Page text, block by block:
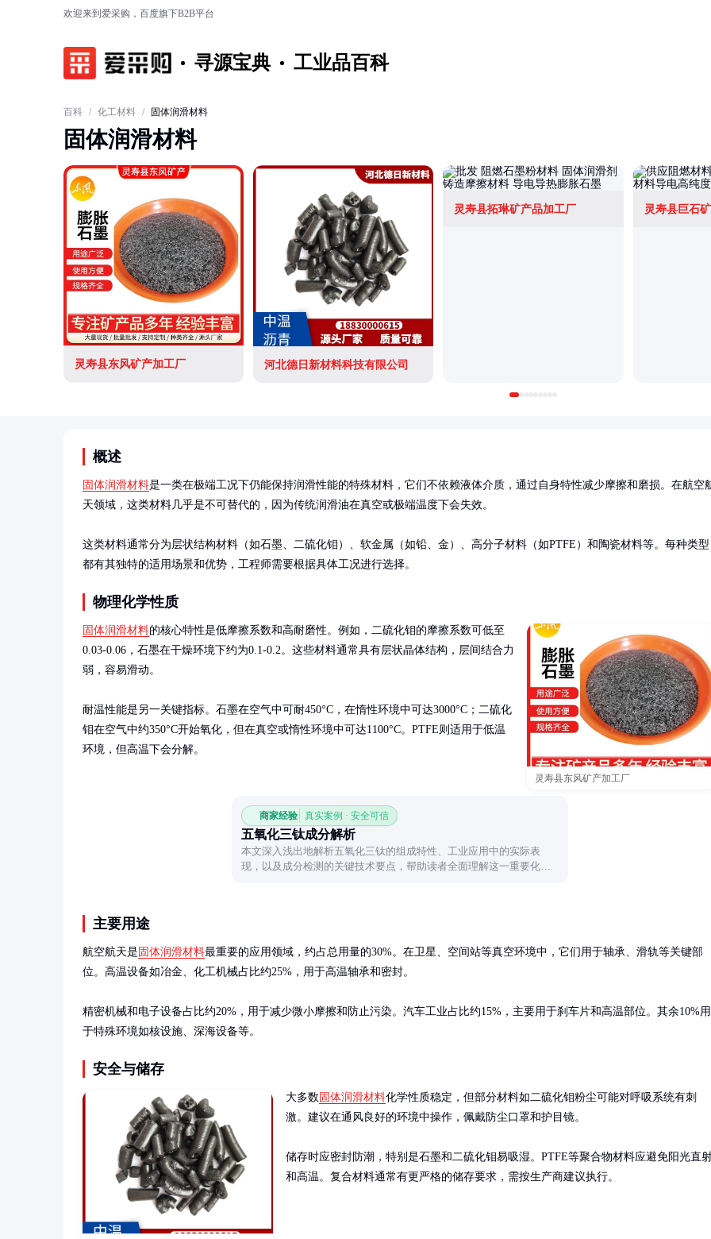
欢迎来到爱采购，百度旗下B2B平台
寻源宝典 工业品百科
百科 / 化工材料 / 固体润滑材料
固体润滑材料
灵寿县东风矿产加工厂 河北德日新材料科技有限公司
灵寿县拓琳矿产品加工厂 灵寿县巨石
概述
固体润滑材料是一类在极端工况下仍能保持润滑性能的特殊材料，它们不依赖液体介质，通过自身特性减少摩擦和磨损。在航空
天领域，这类材料几乎是不可替代的，因为传统润滑油在真空或极端温度下会失效。
这类材料通常分为层状结构材料（如石墨、二硫化钼）、软金属（如铅、金）、高分子材料（如PTFE）和陶瓷材料等。每种类型
都有其独特的适用场景和优势，工程师需要根据具体工况进行选择。
物理化学性质
灵寿县东风矿产加工厂
固体润滑材料的核心特性是低摩擦系数和高耐磨性。例如，二硫化钼的摩擦系数可低至
0.03-0.06，石墨在干燥环境下约为0.1-0.2。这些材料通常具有层状晶体结构，层间结合力
弱，容易滑动。
耐温性能是另一关键指标。石墨在空气中可耐450°C，在惰性环境中可达3000°C；二硫化
钼在空气中约350°C开始氧化，但在真空或惰性环境中可达1100°C。PTFE则适用于低温
环境，但高温下会分解。
商家经验 真实案例 · 安全可信
五氧化三钛成分解析
本文深入浅出地解析五氧化三钛的组成特性、工业应用中的实际表
现，以及成分检测的关键技术要点，帮助读者全面理解这一重要化合
主要用途
航空航天是 固体润滑材料最重要的应用领域，约占总用量的30%。在卫星、空间站等真空环境中，它们用于轴承、滑轨等关键部
位。高温设备如冶金、化工机械占比约25%，用于高温轴承和密封。
精密机械和电子设备占比约20%，用于减少微小摩擦和防止污染。汽车工业占比约15%，主要用于刹车片和高温部位。其余10%用
于特殊环境如核设施、深海设备等。
安全与储存
大多数 固体润滑材料化学性质稳定，但部分材料如二硫化钼粉尘可能对呼吸系统有刺
激。建议在通风良好的环境中操作，佩戴防尘口罩和护目镜。
储存时应密封防潮，特别是石墨和二硫化钼易吸湿。PTFE等聚合物材料应避免阳光直
和高温。复合材料通常有更严格的储存要求，需按生产商建议执行。